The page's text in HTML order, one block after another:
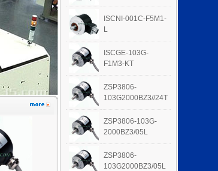
ISCNI-001C-F5M1-
L
ISCGE-103G-
F1M3-KT
ZSP3806-
103G2000BZ3//24T
ZSP3806-103G-
2000BZ3/05L
ZSP3806-
103G2000BZ3/05L